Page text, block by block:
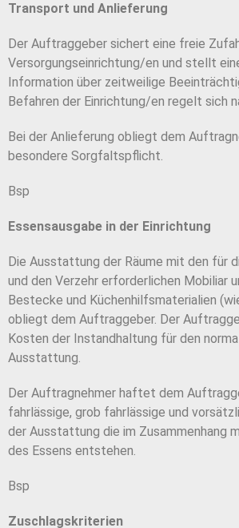
Transport und Anlieferung
Der Auftraggeber sichert eine freie
Versorgungseinrichtung/en und stellt
Information über zeitweilige
Befahren der Einrichtung/en regelt sich
Bei der Anlieferung obliegt dem
besondere Sorgfaltspflicht.
Bsp
Essensausgabe in der Einrichtung
Die Ausstattung der Räume mit den für
und den Verzehr erforderlichen Mobiliar
Bestecke und Küchenhilfsmaterialien
obliegt dem Auftraggeber. Der
Kosten der Instandhaltung für den
Ausstattung.
Der Auftragnehmer haftet dem
fahrlässige, grob fahrlässige und
der Ausstattung die im Zusammenhang
des Essens entstehen.
Bsp
Zuschlagskriterien